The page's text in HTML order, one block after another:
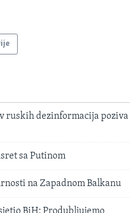
ruskih dezinformacija poziva
sa Putinom
na Zapadnom Balkanu